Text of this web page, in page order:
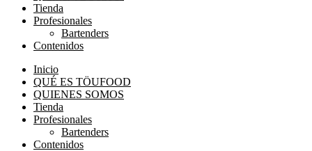
Tienda
Profesionales
Bartenders
Contenidos
Inicio
QUÉ ES TÖUFOOD
QUIENES SOMOS
Tienda
Profesionales
Bartenders
Contenidos